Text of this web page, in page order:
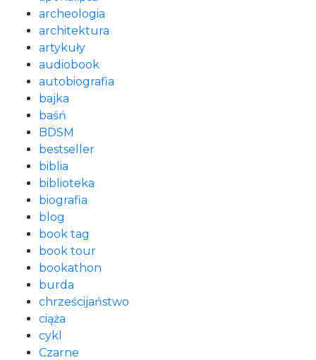
archeologia
architektura
artykuły
audiobook
autobiografia
bajka
baśń
BDSM
bestseller
biblia
biblioteka
biografia
blog
book tag
book tour
bookathon
burda
chrześcijaństwo
ciąża
cykl
Czarne